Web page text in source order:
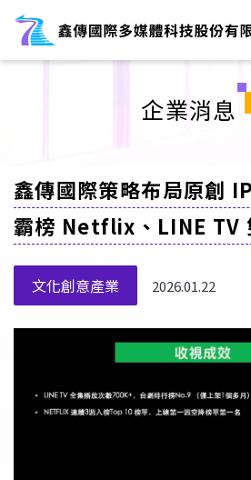
企業消息
鑫傳國際策略布局原創
霸榜 Netflix、LINE TV
文化創意產業 2026.01.22